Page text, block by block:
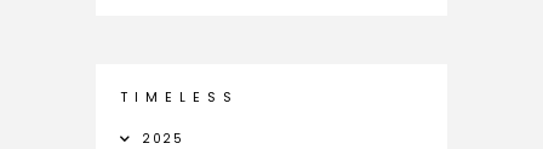
T I M E L E S S
2025